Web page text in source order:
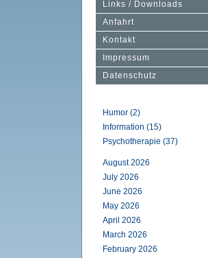
Links / Downloads
Anfahrt
Kontakt
Impressum
Datenschutz
Humor (2)
Information (15)
Psychotherapie (37)
August 2026
July 2026
June 2026
May 2026
April 2026
March 2026
February 2026